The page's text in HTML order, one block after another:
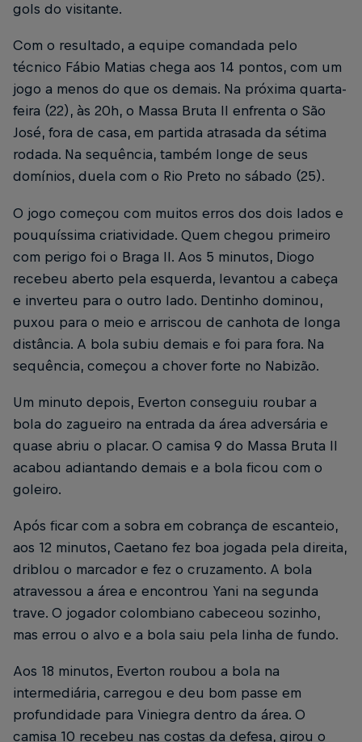
gols do visitante.
Com o resultado, a equipe comandada pelo
técnico Fábio Matias chega aos 14 pontos, com um
jogo a menos do que os demais. Na próxima quarta-
feira (22), às 20h, o Massa Bruta II enfrenta o São
José, fora de casa, em partida atrasada da sétima
rodada. Na sequência, também longe de seus
domínios, duela com o Rio Preto no sábado (25).
O jogo começou com muitos erros dos dois lados e
pouquíssima criatividade. Quem chegou primeiro
com perigo foi o Braga II. Aos 5 minutos, Diogo
recebeu aberto pela esquerda, levantou a cabeça
e inverteu para o outro lado. Dentinho dominou,
puxou para o meio e arriscou de canhota de longa
distância. A bola subiu demais e foi para fora. Na
sequência, começou a chover forte no Nabizão.
Um minuto depois, Everton conseguiu roubar a
bola do zagueiro na entrada da área adversária e
quase abriu o placar. O camisa 9 do Massa Bruta II
acabou adiantando demais e a bola ficou com o
goleiro.
Após ficar com a sobra em cobrança de escanteio,
aos 12 minutos, Caetano fez boa jogada pela direita,
driblou o marcador e fez o cruzamento. A bola
atravessou a área e encontrou Yani na segunda
trave. O jogador colombiano cabeceou sozinho,
mas errou o alvo e a bola saiu pela linha de fundo.
Aos 18 minutos, Everton roubou a bola na
intermediária, carregou e deu bom passe em
profundidade para Viniegra dentro da área. O
camisa 10 recebeu nas costas da defesa, girou o